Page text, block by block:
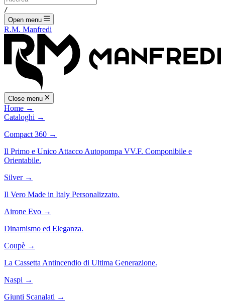
/
Open menu
R.M. Manfredi
Close menu
Home →
Cataloghi →
Compact 360 →
Il Primo e Unico Attacco Autopompa VV.F. Componibile e
Orientabile.
Silver →
Il Vero Made in Italy Personalizzato.
Airone Evo →
Dinamismo ed Eleganza.
Coupè →
La Cassetta Antincendio di Ultima Generazione.
Naspi →
Giunti Scanalati →